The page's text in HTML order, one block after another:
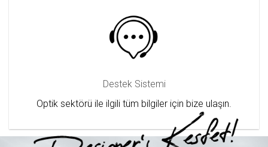
Destek Sistemi
Optik sektörü ile ilgili tüm bilgiler için bize ulaşın.